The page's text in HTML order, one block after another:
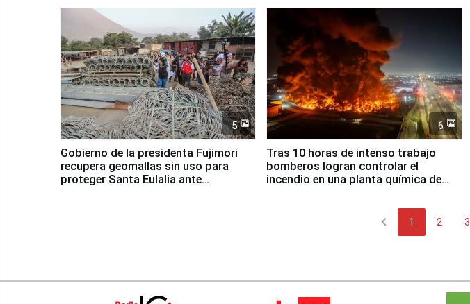
5
Gobierno de la presidenta Fujimori
recupera geomallas sin uso para
proteger Santa Eulalia ante
6
Tras 10 horas de intenso trabajo
bomberos logran controlar el
incendio en una planta química de
chevron_left 1 2 3